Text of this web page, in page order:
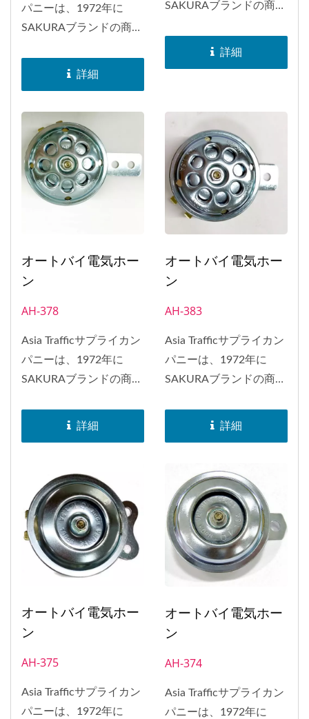
パニーは、1972年に
SAKURAブランドの商標
ーロッパ、南アフリカ、
アメリカなど、世界中に
配布されました。1998
年には、ホーンのEマー
ク承認を取得しました。
詳細
SAKURAブランドの商標
配布されました。1998
年には、ホーンのEマー
ク承認を取得しました。
詳細
オートバイ電気ホー
ン
AH-378
Asia Trafficサプライカン
パニーは、1972年に
SAKURAブランドの商標
ーロッパ、南アフリカ、
アメリカなど、世界中に
配布されました。1998
年には、ホーンのEマー
ク承認を取得しました。
詳細
オートバイ電気ホー
ン
AH-383
Asia Trafficサプライカン
パニーは、1972年に
SAKURAブランドの商標
ーロッパ、南アフリカ、
アメリカなど、世界中に
配布されました。1998
年には、ホーンのEマー
ク承認を取得しました。
詳細
オートバイ電気ホー
ン
AH-375
Asia Trafficサプライカン
パニーは、1972年に
オートバイ電気ホー
ン
AH-374
Asia Trafficサプライカン
パニーは、1972年に